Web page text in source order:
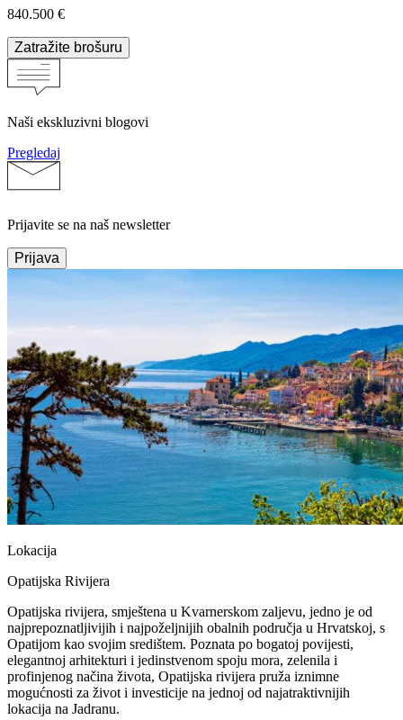
840.500 €
Zatražite brošuru
Naši ekskluzivni blogovi
Pregledaj
Prijavite se na naš newsletter
Prijava
Lokacija
Opatijska Rivijera
Opatijska rivijera, smještena u Kvarnerskom zaljevu, jedno je od
najprepoznatljivijih i najpoželjnijih obalnih područja u Hrvatskoj, s
Opatijom kao svojim središtem. Poznata po bogatoj povijesti,
elegantnoj arhitekturi i jedinstvenom spoju mora, zelenila i
profinjenog načina života, Opatijska rivijera pruža iznimne
mogućnosti za život i investicije na jednoj od najatraktivnijih
lokacija na Jadranu.